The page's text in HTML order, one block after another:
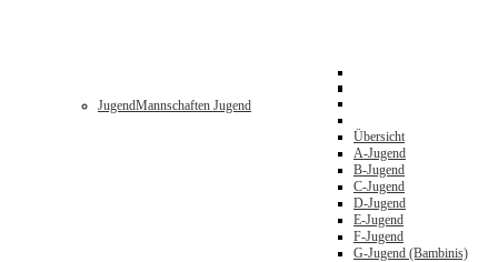
JugendMannschaften Jugend
Übersicht
A-Jugend
B-Jugend
C-Jugend
D-Jugend
E-Jugend
F-Jugend
G-Jugend (Bambinis)